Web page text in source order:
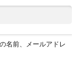
名前、メールアドレ